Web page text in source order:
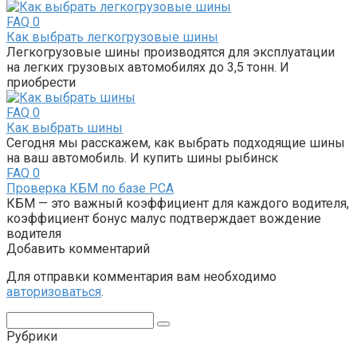
FAQ 0
Как выбрать легкогрузовые шины
Легкогрузовые шины производятся для эксплуатации
на легких грузовых автомобилях до 3,5 тонн. И
приобрести
FAQ 0
Как выбрать шины
Сегодня мы расскажем, как выбрать подходящие шины
на ваш автомобиль. И купить шины рыбинск
FAQ 0
Проверка КБМ по базе РСА
КБМ — это важный коэффициент для каждого водителя,
коэффициент бонус малус подтверждает вождение
водителя
Добавить комментарий
Для отправки комментария вам необходимо
авторизоваться.
Рубрики